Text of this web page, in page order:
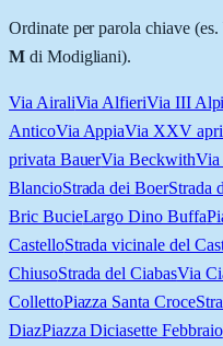
Ordinate per parola chiave (es.
Mdi Modigliani).
Via AiraliVia AlfieriVia III
AnticoVia AppiaVia XXV
privata BauerVia BeckwithVia
BlancioStrada dei BoerStrada
Bric BucieLargo Dino Buffa
CastelloStrada vicinale del
ChiusoStrada del CiabasVia
CollettoPiazza Santa Croce
DiazPiazza Diciasette Febbraio